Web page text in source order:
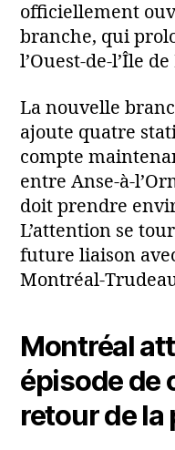
officiellement
branche, qui
l’Ouest-de-l’Île
La nouvelle
ajoute quatre
compte
entre Anse-à-
doit prendre
L’attention se
future liaison
Montréal
épisode de
retour de la